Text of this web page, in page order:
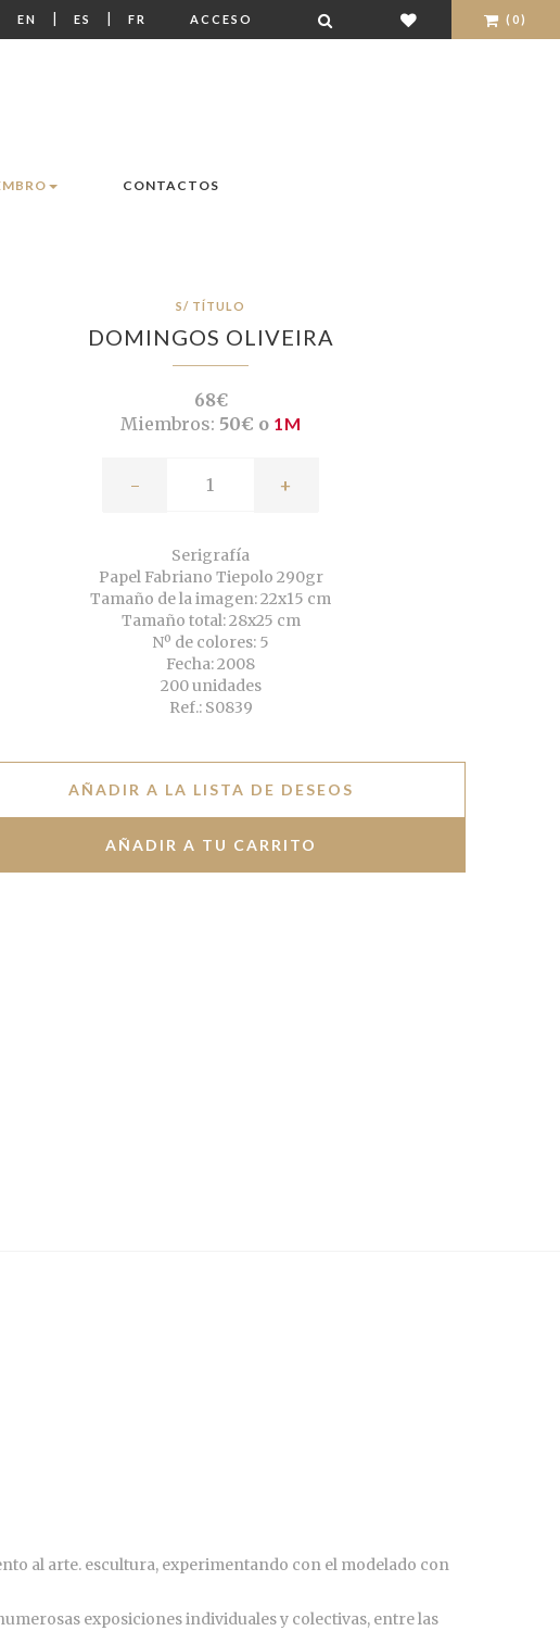
EN | ES | FR ACCESO (0)
CONTACTOS
S/ TÍTULO
DOMINGOS OLIVEIRA
68€
Miembros: 50€ o 1M
- +
Serigrafía
Papel Fabriano Tiepolo 290gr
Tamaño de la imagen: 22x15 cm
Tamaño total: 28x25 cm
Nº de colores: 5
Fecha: 2008
200 unidades
Ref.: S0839
AÑADIR A LA LISTA DE DESEOS
al arte. escultura, experimentando con el modelado con
exposiciones individuales y colectivas, entre las